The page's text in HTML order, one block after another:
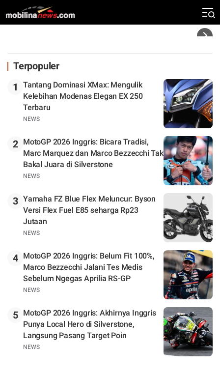
Rekor Kecepatan Silverstone!
Terpopuler
1
Tantang Dominasi XMax: Mengulik
Kelebihan Modenas Elegan EX 250
Terbaru
NEWS
2
MotoGP 2026 Inggris: Bicara Tradisi,
Marc Marquez dan Marco Bezzecchi Tak
Bakal Juara di Silverstone
NEWS
3 Yamaha FZ Blue Flex Meluncur: Byson
Versi Flex Fuel E85 seharga Rp23
Jutaan
NEWS
4
MotoGP 2026 Inggris: Belum Fit 100%,
Marco Bezzecchi Jalani Tes Medis
Sebelum Ngegas Aprilia RS-GP
NEWS
5
MotoGP 2026 Inggris: Akhirnya Inggris
Punya Local Hero di Silverstone,
Langsung Pasang Target Poin
NEWS